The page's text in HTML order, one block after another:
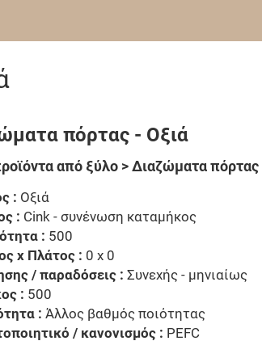
πόρτας - Οξιά
από ξύλο > Διαζώματα πόρτας
: Οξιά
: Cink - συνένωση καταμήκος
: 500
x Πλάτος : 0 x 0
/ παραδόσεις : Συνεχής - μηνιαίως
: 500
: Άλλος βαθμός ποιότητας
/ κανονισμός : PEFC